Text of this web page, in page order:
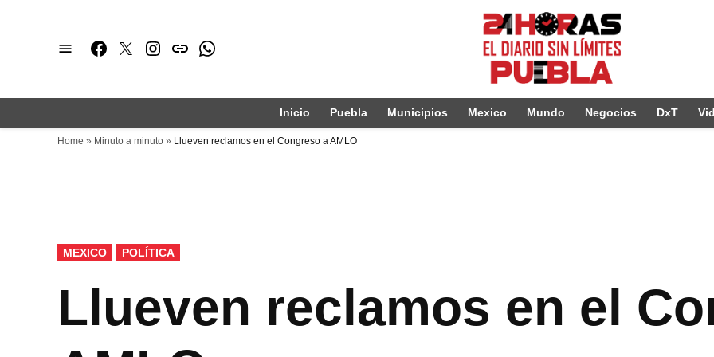
Facebook
TwitterInstagram
issuuWhatsapp
Inicio Puebla Municipios Mexico Mundo Negocios DxT
Home » Minuto a minuto » Llueven reclamos en el Congreso a AMLO
PUBLICADO
EN
MEXICO POLÍTICA
Llueven reclamos en el